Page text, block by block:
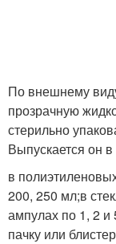
По внешнему
прозрачную
стерильно
Выпускается он
в
200, 250 мл;в
ампулах по 1, 2
пачку или